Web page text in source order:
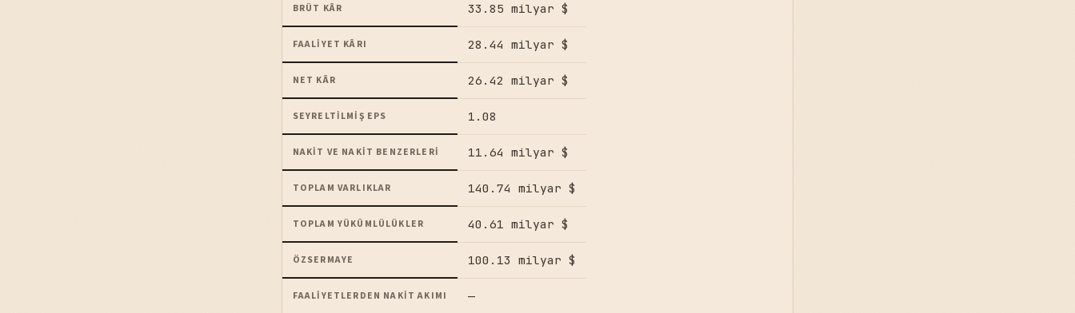
BRÜT KÂR 33.85 milyar $
FAALIYET KÂRI 28.44 milyar $
NET KÂR 26.42 milyar $
SEYRELTILMIŞ EPS 1.08
NAKIT VE NAKIT BENZERLERI 11.64 milyar $
TOPLAM VARLIKLAR 140.74 milyar $
TOPLAM YÜKÜMLÜLÜKLER 40.61 milyar $
ÖZSERMAYE 100.13 milyar $
FAALIYETLERDEN NAKIT AKIMI —